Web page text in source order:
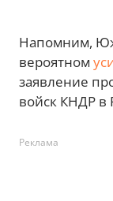
Напомним,
вероятном
заявление
войск КНДР в
Реклама